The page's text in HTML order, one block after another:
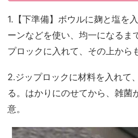
1.【下準備】ボウルに麹と塩を
ーンなどを使い、均一になるま
プロックに入れて、その上から
2.ジップロックに材料を入れて
る。はかりにのせてから、雑菌
意。